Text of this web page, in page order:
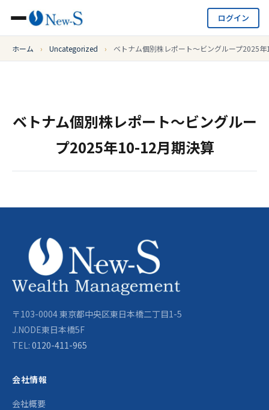
ログイン
ホーム › Uncategorized › ベトナム個別株レポート～ビングループ2025
ベトナム個別株レポート～ビングルー
プ2025年10-12月期決算
〒103-0004 東京都中央区東日本橋二丁目1-5
J.NODE東日本橋5F
TEL: 0120-411-965
会社情報
会社概要